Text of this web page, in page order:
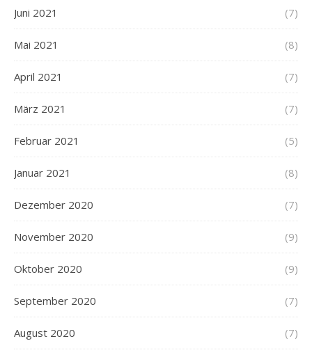
Juni 2021 (7)
Mai 2021 (8)
April 2021 (7)
März 2021 (7)
Februar 2021 (5)
Januar 2021 (8)
Dezember 2020 (7)
November 2020 (9)
Oktober 2020 (9)
September 2020 (7)
August 2020 (7)